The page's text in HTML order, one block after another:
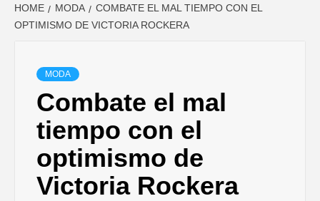
OCIO,
MOTOR,
DISEÑO…
HOME MODA
COMBATE EL MAL TIEMPO CON EL
OPTIMISMO DE VICTORIA ROCKERA
MODA
Combate el mal
tiempo con el
optimismo de
Victoria Rockera